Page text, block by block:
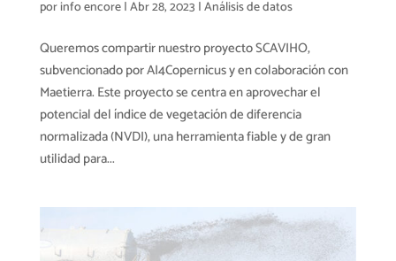
porinfo encore|Abr 28, 2023 |Análisis de datos
Queremos compartir nuestro proyecto SCAVIHO,
subvencionado por AI4Copernicus y en colaboración con
Maetierra. Este proyecto se centra en aprovechar el
potencial del índice de vegetación de diferencia
normalizada (NVDI), una herramienta fiable y de gran
utilidad para...